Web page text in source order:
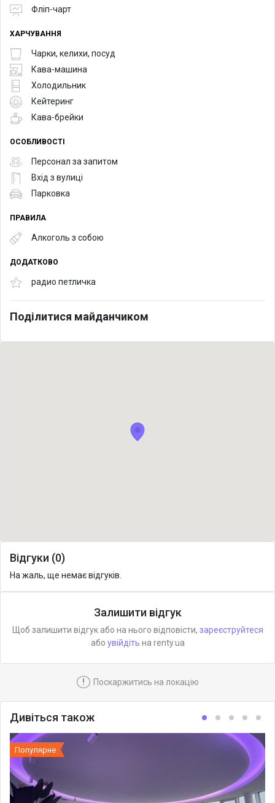
Фліп-чарт
ХАРЧУВАННЯ
Чарки, келихи, посуд
Кава-машина
Холодильник
Кейтеринг
Кава-брейки
ОСОБЛИВОСТІ
Персонал за запитом
Вхід з вулиці
Парковка
ПРАВИЛА
Алкоголь з собою
ДОДАТКОВО
радио петличка
Поділитися майданчиком
Відгуки (0)
На жаль, ще немає відгуків.
Залишити відгук
Щоб залишити відгук або на нього відповісти, зареєструйтеся
або увійдіть на renty.ua
! Поскаржитись на локацію
Дивіться також
Популярне